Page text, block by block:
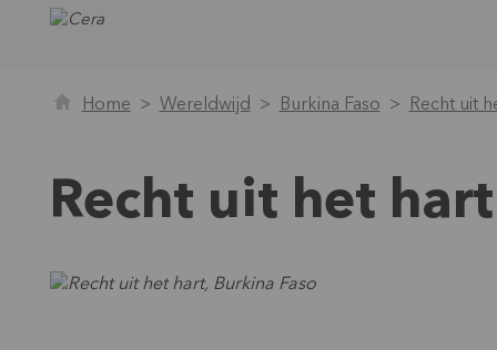
Home Wereldwijd Burkina Faso Recht uit
Recht uit het hart